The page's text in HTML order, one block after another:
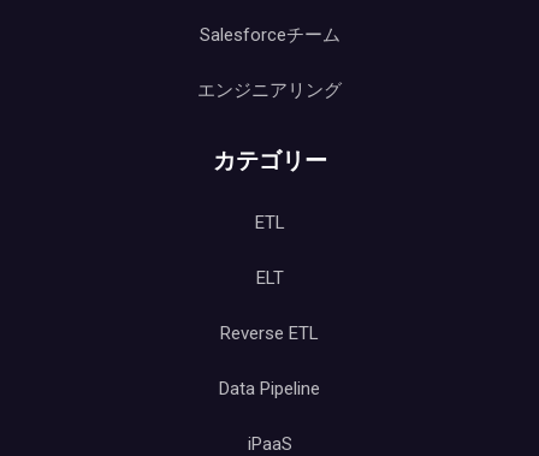
Salesforceチーム
エンジニアリング
カテゴリー
ETL
ELT
Reverse ETL
Data Pipeline
iPaaS